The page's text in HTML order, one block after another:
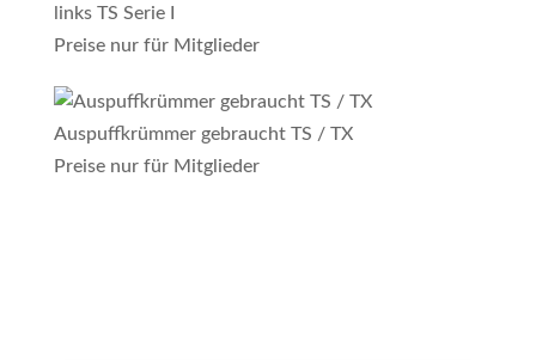
links TS Serie I
Preise nur für Mitglieder
Auspuffkrümmer gebraucht TS / TX
Preise nur für Mitglieder